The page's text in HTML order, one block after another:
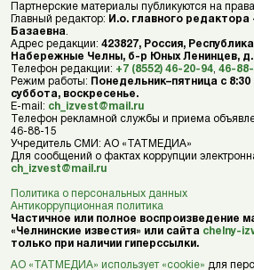
Партнерские материалы публикуются на
Главный редактор: И.о. главного редактора
Базаевна
Адрес редакции: 423827, Россия,
Набережные Челны, б-р Юных Ленинцев, д.
Телефон редакции: +7 (8552) 46-20-94 46-
Режим работы: Понедельник–пятница с
суббота, воскресенье.
E-mail: ch_izvest@mail.ru
Телефон рекламной службы и приема
46-88-15
Учредитель СМИ: АО «ТАТМЕДИА»
Для сообщений о фактах коррупции
ch_izvest@mail.ru
Политика о персональных данных
Антикоррупционная политика
Частичное или полное воспроизведение
«Челнинские известия» или сайта chelny-
только при наличии гиперссылки.
АО «ТАТМЕДИА» использует «cookie» для